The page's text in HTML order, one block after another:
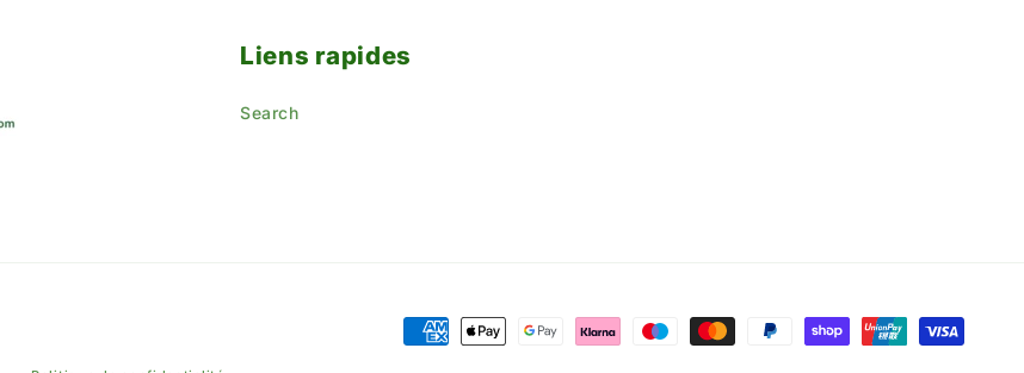
Liens rapides
Search
Moyens